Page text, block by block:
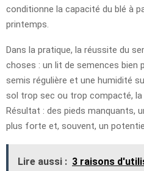
conditionne la capacité du blé à
printemps.
Dans la pratique, la réussite du
choses : un lit de semences bien
semis régulière et une humidité
sol trop sec ou trop compacté, la
Résultat : des pieds manquants,
plus forte et, souvent, un
Lire aussi : 3 raisons